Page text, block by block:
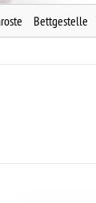
Bettgestelle